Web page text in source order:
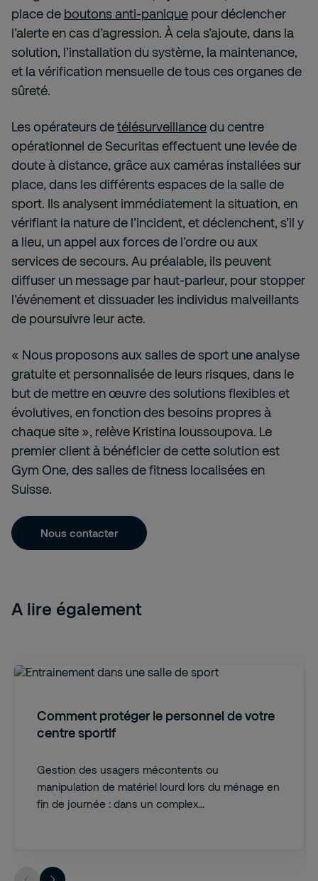
place de boutons anti-panique pour déclencher
l’alerte en cas d’agression. À cela s’ajoute, dans la
solution, l’installation du système, la maintenance,
et la vérification mensuelle de tous ces organes de
sûreté.
Les opérateurs detélésurveillancedu centre
opérationnel de Securitas effectuent une levée de
doute à distance, grâce aux caméras installées sur
place, dans les différents espaces de la salle de
sport. Ils analysent immédiatement la situation, en
vérifiant la nature de l’incident, et déclenchent, s’il y
a lieu, un appel aux forces de l’ordre ou aux
services de secours. Au préalable, ils peuvent
diffuser un message par haut-parleur, pour stopper
l’événement et dissuader les individus malveillants
de poursuivre leur acte.
« Nous proposons aux salles de sport une analyse
gratuite et personnalisée de leurs risques, dans le
but de mettre en œuvre des solutions flexibles et
évolutives, en fonction des besoins propres à
chaque site », relève Kristina Ioussoupova. Le
premier client à bénéficier de cette solution est
Gym One, des salles de fitness localisées en
Suisse.
Nous contacter
A lire également
Comment protéger le personnel de votre
centre sportif
Gestion des usagers mécontents ou
manipulation de matériel lourd lors du ménage en
fin de journée : dans un complex...